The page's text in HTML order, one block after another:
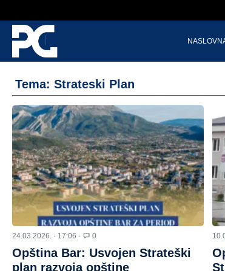
Tema: Strateski Plan
24.03.2026. · 17:06 · 0
Opština Bar: Usvojen Strateški
plan razvoja opštine